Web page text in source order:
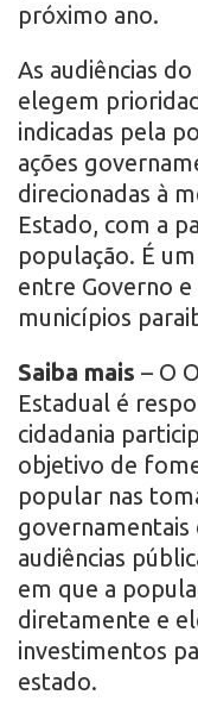
próximo ano.
As audiências
elegem
indicadas pela
ações
direcionadas à
Estado, com a
população. É
entre Governo
municípios
Saiba mais – O
Estadual é
cidadania
objetivo de
popular nas
governamentais
audiências
em que a
diretamente e
investimentos
estado.